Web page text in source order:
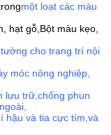
một loạt các màu
hạt gỗ, Bột màu kẹo,
cho trang trí nội
móc nông nghiệp,
lưu trữ chống phun
hậu và tia cực tím và